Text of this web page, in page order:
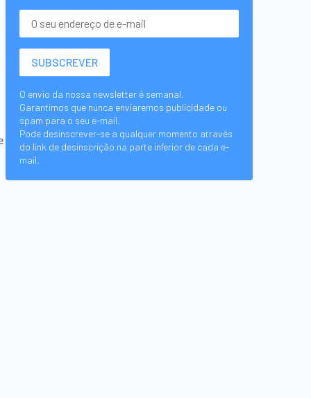
O envio da nossa newsletter é semanal.
Garantimos que nunca enviaremos publicidade ou
spam para o seu e-mail.
Pode desinscrever-se a qualquer momento através
do link de desinscrição na parte inferior de cada e-
mail.